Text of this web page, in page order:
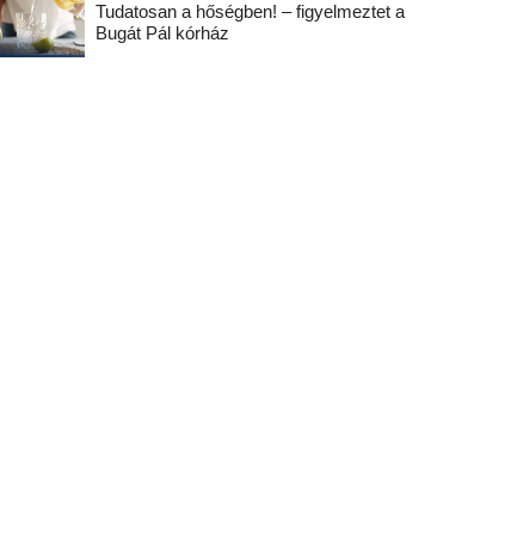
Tudatosan a hőségben! – figyelmeztet a
Bugát Pál kórház